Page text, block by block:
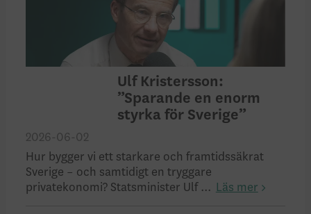
Ulf Kristersson:
”Sparande en enorm
styrka för Sverige”
2026-06-02
Hur bygger vi ett starkare och framtidssäkrat
Sverige – och samtidigt en tryggare
privatekonomi? Statsminister Ulf ...
Läs mer